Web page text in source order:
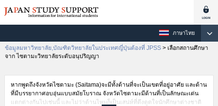
ภาษาไทย
ข้อมูลมหาวิทยาลัย,บัณฑิตวิทยาลัยในประเทศญี่ปุ่นต้องที่ JPSS > เลือกสถานศึกษา
จาก ไซตามะวิทยาลัยระดับอนุปริญญา
หากพูดถึงจังหวัดไซตามะ (Saitama)จะมีทั้งด้านที่จะเป็นเขตที่อยู่อาศัย และด้าน
ที่มีบรรยากาศอบอุ่นแบบสมัยโบราณ จังหวัดไซตามะมีด้านที่เป็นลักษณะเด่น
แตกต่างกันไปเช่นนี้ และไม่ว่าด้านไหนก็เป็นเสน่ห์ที่ดึงดูดใจนักศึกษาต่างชาติ